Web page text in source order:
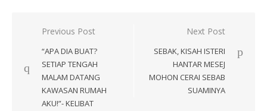
Post
navigation
Previous Post
“APA DIA BUAT?
SETIAP TENGAH
MALAM DATANG
KAWASAN RUMAH
AKU!”- KELIBAT
Next Post
SEBAK, KISAH ISTERI
HANTAR MESEJ
MOHON CERAI SEBAB
SUAMINYA